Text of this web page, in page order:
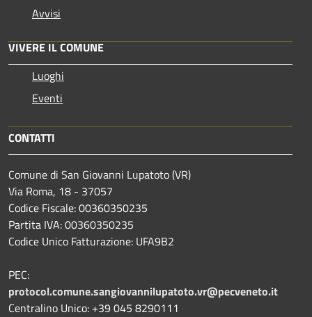
Avvisi
VIVERE IL COMUNE
Luoghi
Eventi
CONTATTI
Comune di San Giovanni Lupatoto (VR)
Via Roma, 18 - 37057
Codice Fiscale: 00360350235
Partita IVA: 00360350235
Codice Unico Fatturazione: UFA9B2
PEC:
protocol.comune.sangiovannilupatoto.vr@pecveneto.it
Centralino Unico: +39 045 8290111